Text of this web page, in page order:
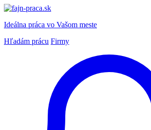
Ideálna práca vo Vašom meste
Hľadám prácu Firmy